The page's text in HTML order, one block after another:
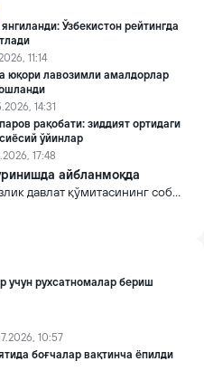
янгиланди: Ўзбекистон рейтингда
11:14
юқори лавозимли амалдорлар
14:31
рақобати: зиддият ортидаги
ўйинлар
17:48
айбланмоқда
давлат қўмитасининг собиқ
тўнтаришига уриниш айблови
учун рухсатномалар бериш
10:57
боғчалар вақтинча ёпилди